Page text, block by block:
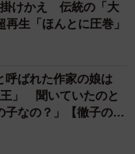
掛けかえ 伝統の「大
生「ほんとに圧巻」
呼ばれた作家の娘は
王」 聞いていたのと
なの？」【徹子の部